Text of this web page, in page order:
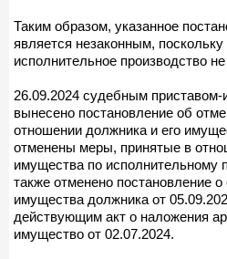
Таким образом, указанное
является незаконным,
исполнительное производство
26.09.2024 судебным
вынесено постановление об
отношении должника и его
отменены меры, принятые в
имущества по исполнительному
также отменено постановление о
имущества должника от
действующим акт о наложения
имущество от 02.07.2024.